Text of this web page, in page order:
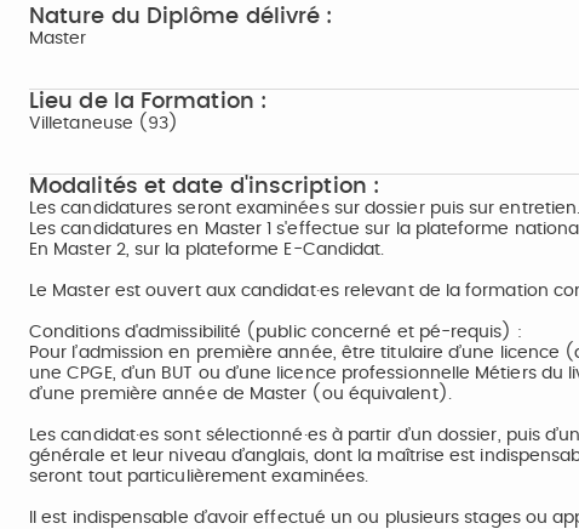
Nature du Diplôme délivré :
Master
Lieu de la Formation :
Villetaneuse (93)
Modalités et date d'inscription :
Les candidatures seront examinées sur dossier puis sur entretien.
Les candidatures en Master 1 s'effectue sur la plateforme
En Master 2, sur la plateforme E-Candidat.
Le Master est ouvert aux candidat·es relevant de la formation
Conditions d'admissibilité (public concerné et pé-requis) :
Pour l’admission en première année, être titulaire d’une
une CPGE, d’un BUT ou d’une licence professionnelle Métiers
d’une première année de Master (ou équivalent).
Les candidat·es sont sélectionné·es à partir d’un dossier, puis
générale et leur niveau d’anglais, dont la maîtrise est
seront tout particulièrement examinées.
Il est indispensable d’avoir effectué un ou plusieurs stages ou